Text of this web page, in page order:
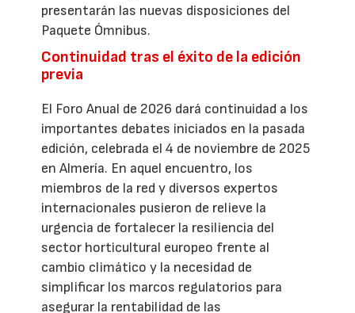
presentarán las nuevas disposiciones del
Paquete Ómnibus.
Continuidad tras el éxito de la edición
previa
El Foro Anual de 2026 dará continuidad a los
importantes debates iniciados en la pasada
edición, celebrada el 4 de noviembre de 2025
en Almería. En aquel encuentro, los
miembros de la red y diversos expertos
internacionales pusieron de relieve la
urgencia de fortalecer la resiliencia del
sector horticultural europeo frente al
cambio climático y la necesidad de
simplificar los marcos regulatorios para
asegurar la rentabilidad de las